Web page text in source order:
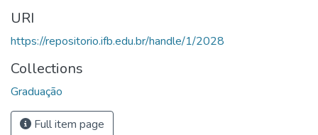
URI
https://repositorio.ifb.edu.br/handle/1/2028
Collections
Graduação
Full item page